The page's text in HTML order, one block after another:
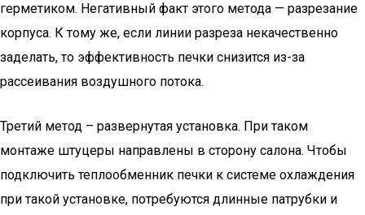
герметиком. Негативный факт этого метода — разрезание
корпуса. К тому же, если линии разреза некачественно
заделать, то эффективность печки снизится из-за
рассеивания воздушного потока.
Третий метод – развернутая установка. При таком
монтаже штуцеры направлены в сторону салона. Чтобы
подключить теплообменник печки к системе охлаждения
при такой установке, потребуются длинные патрубки и